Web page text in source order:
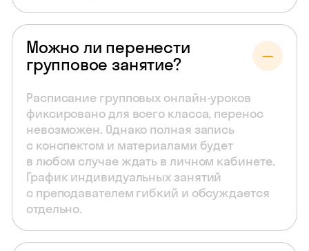
Можно ли перенести
групповое занятие?
Расписание групповых онлайн-уроков
фиксировано для всего класса, перенос
невозможен. Однако полная запись
с конспектом и материалами будет
в любом случае ждать в личном кабинете.
График индивидуальных занятий
с преподавателем гибкий и обсуждается
отдельно.